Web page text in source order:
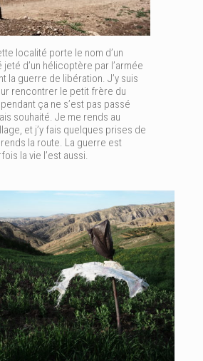
localité porte le nom d’un
jeté d’un hélicoptère par l’armée
la guerre de libération. J’y suis
rencontrer le petit frère du
ça ne s’est pas passé
souhaité. Je me rends au
et j’y fais quelques prises de
la route. La guerre est
la vie l’est aussi.